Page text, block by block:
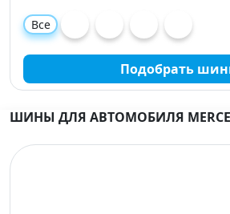
Все
Подобрать
ШИНЫ ДЛЯ АВТОМОБИЛЯ